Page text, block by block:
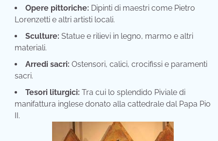
Opere pittoriche: Dipinti di maestri come Pietro
Lorenzetti e altri artisti locali.
Sculture: Statue e rilievi in legno, marmo e altri
materiali.
Arredi sacri: Ostensori, calici, crocifissi e paramenti
sacri.
Tesori liturgici: Tra cui lo splendido Piviale di
manifattura inglese donato alla cattedrale dal Papa Pio
II.